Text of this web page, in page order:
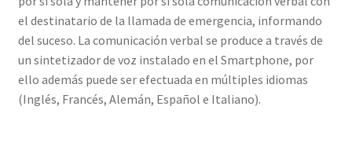
el destinatario de la llamada de emergencia, informando
del suceso. La comunicación verbal se produce a través de
un sintetizador de voz instalado en el Smartphone, por
ello además puede ser efectuada en múltiples idiomas
(Inglés, Francés, Alemán, Español e Italiano).